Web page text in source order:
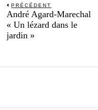
Navigation
de
l’article
PRÉCÉDENT
Previous
post:
André Agard-Marechal
« Un lézard dans le
jardin »